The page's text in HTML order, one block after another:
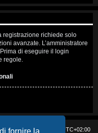
fornire la
registrazione richiede solo
avanzate. L’amministratore
di eseguire il login
regole.
Tutti gli orari sono UTC+02:00